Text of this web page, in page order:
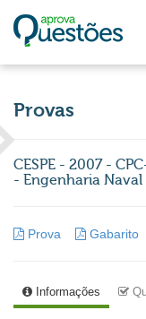
Provas
CESPE - 2007 -
- Engenharia Naval
Prova Gabarito
Informações